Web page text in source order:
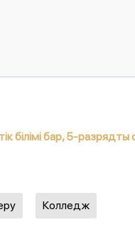
білімі бар, 5-
Колледж